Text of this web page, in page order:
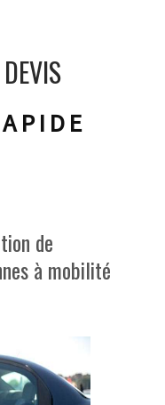
de
à mobilité